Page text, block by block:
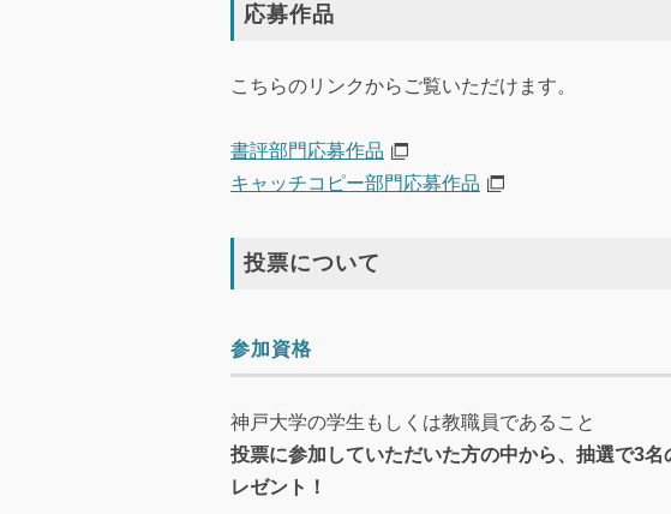
応募作品
こちらのリンクからご覧いただけます。
書評部門応募作品
キャッチコピー部門応募作品
投票について
参加資格
神戸大学の学生もしくは教職員であること
投票に参加していただいた方の中から、抽選で3
レゼント！